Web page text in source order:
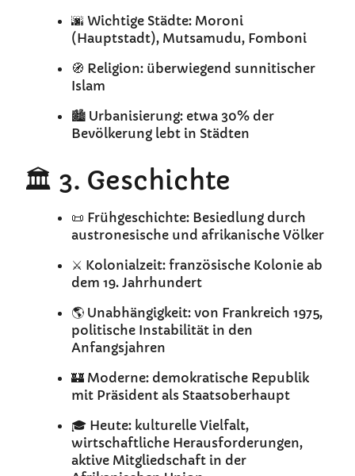
🌆 Wichtige Städte: Moroni
(Hauptstadt), Mutsamudu, Fomboni
🧭 Religion: überwiegend sunnitischer
Islam
🏙️ Urbanisierung: etwa 30% der
Bevölkerung lebt in Städten
🏛️ 3. Geschichte
📜 Frühgeschichte: Besiedlung durch
austronesische und afrikanische Völker
⚔️ Kolonialzeit: französische Kolonie ab
dem 19. Jahrhundert
🌎 Unabhängigkeit: von Frankreich 1975,
politische Instabilität in den
Anfangsjahren
🏰 Moderne: demokratische Republik
mit Präsident als Staatsoberhaupt
🎓 Heute: kulturelle Vielfalt,
wirtschaftliche Herausforderungen,
aktive Mitgliedschaft in der